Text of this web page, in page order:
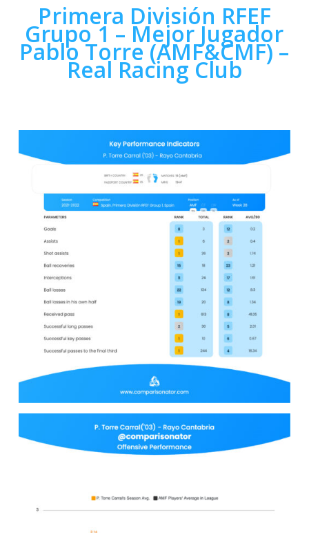
Primera División RFEF
Grupo 1 – Mejor Jugador
Pablo Torre (AMF&CMF) –
Real Racing Club